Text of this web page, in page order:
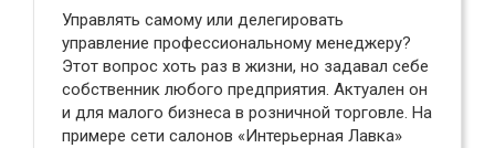
Управлять самому или делегировать
управление профессиональному менеджеру?
Этот вопрос хоть раз в жизни, но задавал себе
собственник любого предприятия. Актуален он
и для малого бизнеса в розничной торговле. На
примере сети салонов «Интерьерная Лавка»